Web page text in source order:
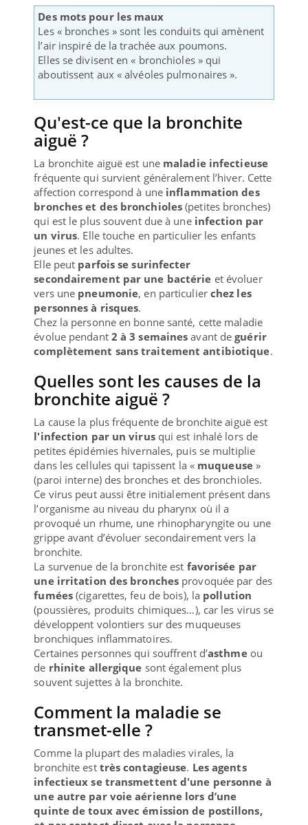
Des mots pour les maux
Les « bronches » sont les conduits qui amènent
l’air inspiré de la trachée aux poumons.
Elles se divisent en « bronchioles » qui
aboutissent aux « alvéoles pulmonaires ».
Qu'est-ce que la bronchite
aiguë ?
La bronchite aiguë est une maladie infectieuse
fréquente qui survient généralement l’hiver. Cette
affection correspond à une inflammation des
bronches et des bronchioles (petites bronches)
qui est le plus souvent due à une infection par
un virus. Elle touche en particulier les enfants
jeunes et les adultes.
Elle peut parfois se surinfecter
secondairement par une bactérie et évoluer
vers une pneumonie, en particulier chez les
personnes à risques.
Chez la personne en bonne santé, cette maladie
évolue pendant 2 à 3 semaines avant deguérir
complètement sans traitement antibiotique.
Quelles sont les causes de la
bronchite aiguë ?
La cause la plus fréquente de bronchite aiguë est
l'infection par un virusqui est inhalé lors de
petites épidémies hivernales, puis se multiplie
dans les cellules qui tapissent la « muqueuse »
(paroi interne) des bronches et des bronchioles.
Ce virus peut aussi être initialement présent dans
l’organisme au niveau du pharynx où il a
provoqué un rhume, une rhinopharyngite ou une
grippe avant d’évoluer secondairement vers la
bronchite.
La survenue de la bronchite est favorisée par
une irritation des bronches provoquée par des
fumées (cigarettes, feu de bois), la pollution
(poussières, produits chimiques…), car les virus se
développent volontiers sur des muqueuses
bronchiques inflammatoires.
Certaines personnes qui souffrent d’asthmeou
de rhinite allergique sont également plus
souvent sujettes à la bronchite.
Comment la maladie se
transmet-elle ?
Comme la plupart des maladies virales, la
bronchite est très contagieuse. Les agents
infectieux se transmettent d'une personne à
une autre par voie aérienne lors d’une
quinte de toux avec émission de postillons,